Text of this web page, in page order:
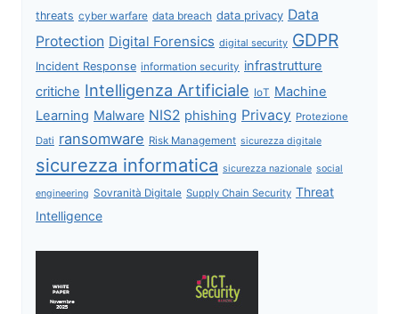
threats cyber warfare data breach data privacy Data
Protection Digital Forensics digital security GDPR
Incident Response information security infrastrutture
critiche Intelligenza Artificiale IoT Machine
Learning Malware NIS2 phishing Privacy Protezione
Dati ransomware Risk Management sicurezza digitale
sicurezza informatica sicurezza nazionale social
engineering Sovranità Digitale Supply Chain Security Threat
Intelligence